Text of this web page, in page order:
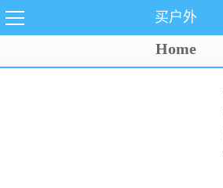
买户外
Home